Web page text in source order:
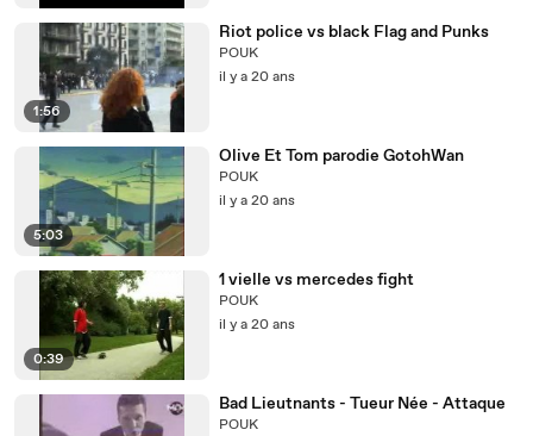
1:56
Riot police vs black Flag and Punks
POUK
il y a 20 ans
5:03
Olive Et Tom parodie GotohWan
POUK
il y a 20 ans
0:39
1 vielle vs mercedes fight
POUK
il y a 20 ans
Bad Lieutnants - Tueur Née - Attaque
POUK